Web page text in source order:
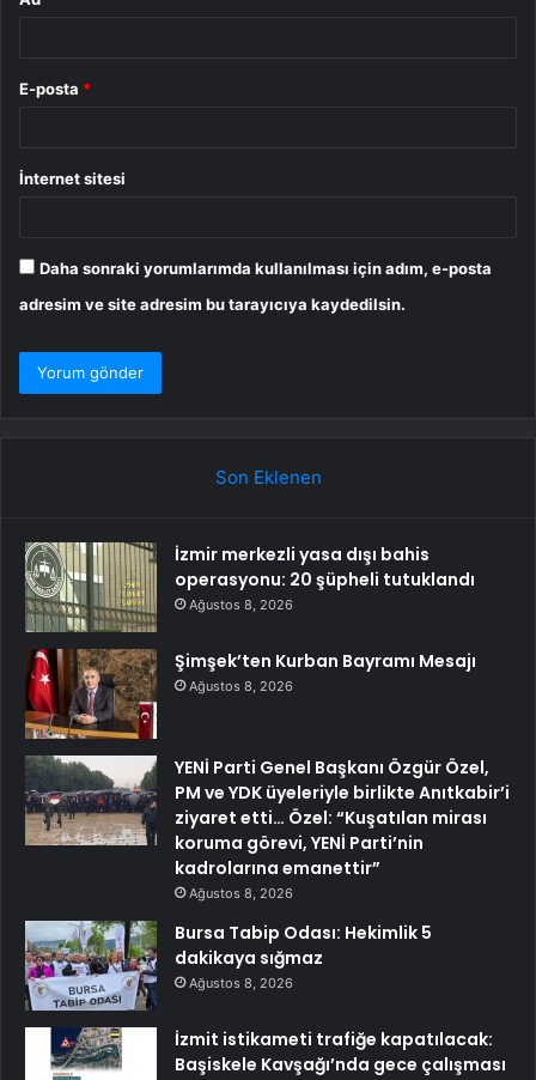
E-posta *
İnternet sitesi
Daha sonraki yorumlarımda kullanılması için adım, e-posta
adresim ve site adresim bu tarayıcıya kaydedilsin.
Son Eklenen
İzmir merkezli yasa dışı bahis
operasyonu: 20 şüpheli tutuklandı
Ağustos 8, 2026
Şimşek’ten Kurban Bayramı Mesajı
Ağustos 8, 2026
YENİ Parti Genel Başkanı Özgür Özel,
PM ve YDK üyeleriyle birlikte Anıtkabir’i
ziyaret etti… Özel: “Kuşatılan mirası
koruma görevi, YENİ Parti’nin
kadrolarına emanettir”
Ağustos 8, 2026
Bursa Tabip Odası: Hekimlik 5
dakikaya sığmaz
Ağustos 8, 2026
İzmit istikameti trafiğe kapatılacak:
Başiskele Kavşağı’nda gece çalışması